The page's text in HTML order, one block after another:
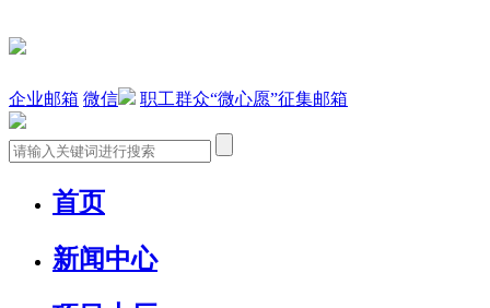
企业邮箱 微信 职工群众“微心愿”征集邮箱
首页
新闻中心